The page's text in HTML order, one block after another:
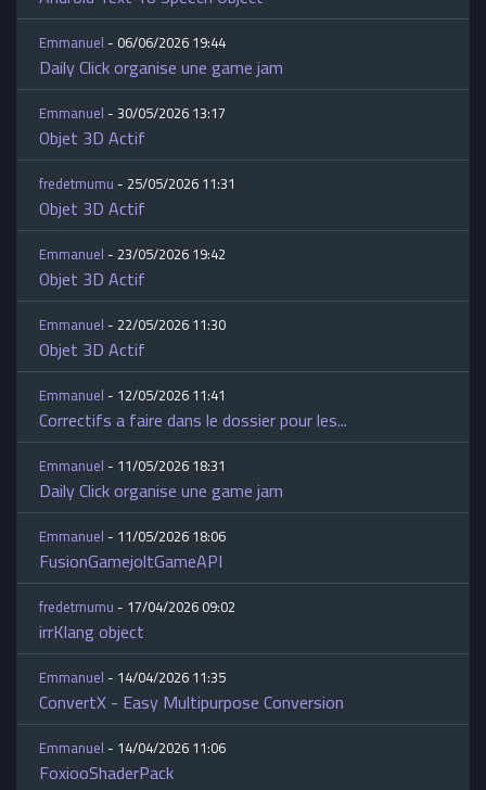
Emmanuel- 06/06/2026 19:44
Daily Click organise une game jam
Emmanuel- 30/05/2026 13:17
Objet 3D Actif
fredetmumu- 25/05/2026 11:31
Objet 3D Actif
Emmanuel- 23/05/2026 19:42
Objet 3D Actif
Emmanuel- 22/05/2026 11:30
Objet 3D Actif
Emmanuel- 12/05/2026 11:41
Correctifs a faire dans le dossier pour les...
Emmanuel- 11/05/2026 18:31
Daily Click organise une game jam
Emmanuel- 11/05/2026 18:06
FusionGamejoltGameAPI
fredetmumu- 17/04/2026 09:02
irrKlang object
Emmanuel- 14/04/2026 11:35
ConvertX - Easy Multipurpose Conversion
Emmanuel- 14/04/2026 11:06
FoxiooShaderPack